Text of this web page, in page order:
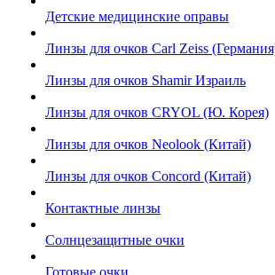
Детские медицинские оправы
Линзы для очков Carl Zeiss
Линзы для очков Shamir Израиль
Линзы для очков CRYOL (Ю. Корея)
Линзы для очков Neolook (Китай)
Линзы для очков Concord (Китай)
Контактные линзы
Солнцезащитные очки
Готовые очки